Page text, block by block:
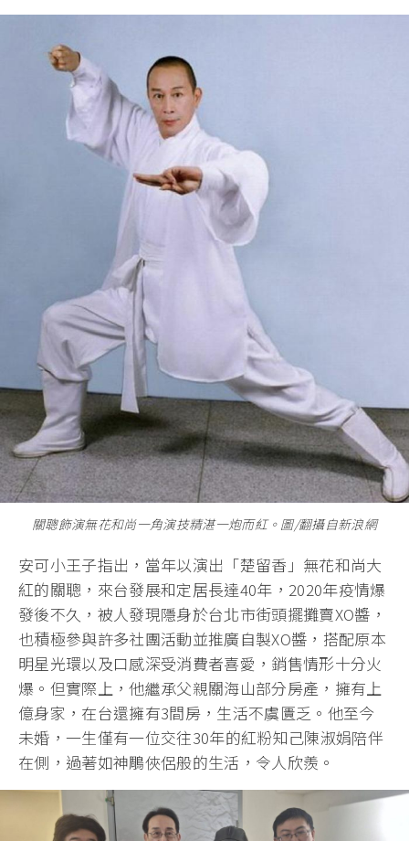
關聰飾演無花和尚一角演技精湛一炮而紅。圖/翻攝自新浪網
安可小王子指出，當年以演出「楚留香」無花和尚大
紅的關聰，來台發展和定居長達40年，2020年疫情爆
發後不久，被人發現隱身於台北市街頭擺攤賣XO醬，
也積極參與許多社團活動並推廣自製XO醬，搭配原本
明星光環以及口感深受消費者喜愛，銷售情形十分火
爆。但實際上，他繼承父親關海山部分房產，擁有上
億身家，在台還擁有3間房，生活不虞匱乏。他至今
未婚，一生僅有一位交往30年的紅粉知己陳淑娟陪伴
在側，過著如神鵰俠侶般的生活，令人欣羨。